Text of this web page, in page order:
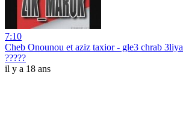
7:10
Cheb Onounou et aziz taxior - gle3 chrab 3liya
?????
il y a 18 ans